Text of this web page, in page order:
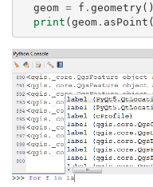
geom = f . geometry()
print ( geom. asPoint